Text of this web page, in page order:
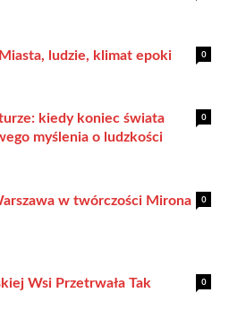
0
ludzie, klimat epoki
0
kiedy koniec świata
myślenia o ludzkości
0
w twórczości Mirona
0
Wsi Przetrwała Tak